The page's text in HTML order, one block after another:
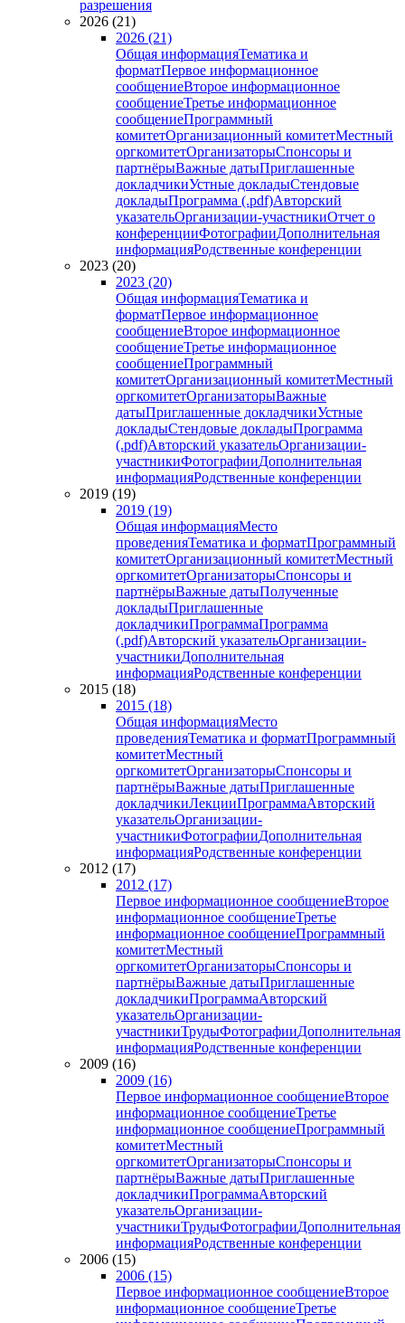
разрешения
2026 (21)
2026 (21)
Общая информацияТематика и
форматПервое информационное
сообщениеВторое информационное
сообщениеТретье информационное
сообщениеПрограммный
комитетОрганизационный комитетМестный
оргкомитетОрганизаторыСпонсоры и
партнёрыВажные датыПриглашенные
докладчикиУстные докладыСтендовые
докладыПрограмма (.pdf)Авторский
указательОрганизации-участникиОтчет о
конференцииФотографииДополнительная
информацияРодственные конференции
2023 (20)
2023 (20)
Общая информацияТематика и
форматПервое информационное
сообщениеВторое информационное
сообщениеТретье информационное
сообщениеПрограммный
комитетОрганизационный комитетМестный
оргкомитетОрганизаторыВажные
датыПриглашенные докладчикиУстные
докладыСтендовые докладыПрограмма
(.pdf)Авторский указательОрганизации-
участникиФотографииДополнительная
информацияРодственные конференции
2019 (19)
2019 (19)
Общая информацияМесто
проведенияТематика и форматПрограммный
комитетОрганизационный комитетМестный
оргкомитетОрганизаторыСпонсоры и
партнёрыВажные датыПолученные
докладыПриглашенные
докладчикиПрограммаПрограмма
(.pdf)Авторский указательОрганизации-
участникиДополнительная
информацияРодственные конференции
2015 (18)
2015 (18)
Общая информацияМесто
проведенияТематика и форматПрограммный
комитетМестный
оргкомитетОрганизаторыСпонсоры и
партнёрыВажные датыПриглашенные
докладчикиЛекцииПрограммаАвторский
указательОрганизации-
участникиФотографииДополнительная
информацияРодственные конференции
2012 (17)
2012 (17)
Первое информационное сообщениеВторое
информационное сообщениеТретье
информационное сообщениеПрограммный
комитетМестный
оргкомитетОрганизаторыСпонсоры и
партнёрыВажные датыПриглашенные
докладчикиПрограммаАвторский
указательОрганизации-
участникиТрудыФотографииДополнительная
информацияРодственные конференции
2009 (16)
2009 (16)
Первое информационное сообщениеВторое
информационное сообщениеТретье
информационное сообщениеПрограммный
комитетМестный
оргкомитетОрганизаторыСпонсоры и
партнёрыВажные датыПриглашенные
докладчикиПрограммаАвторский
указательОрганизации-
участникиТрудыФотографииДополнительная
информацияРодственные конференции
2006 (15)
2006 (15)
Первое информационное сообщениеВторое
информационное сообщениеТретье